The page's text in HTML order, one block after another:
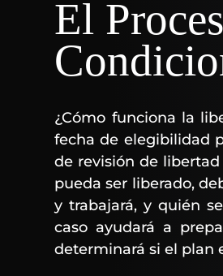
El
¿Cómo funciona la
fecha de elegibilidad
de revisión de
pueda ser liberado,
y trabajará, y quién
caso ayudará a
determinará si el plan